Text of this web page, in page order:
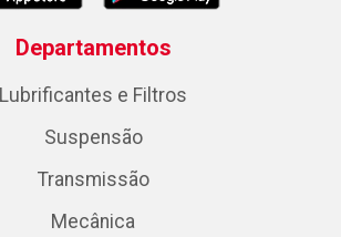
Departamentos
Lubrificantes e Filtros
Suspensão
Transmissão
Mecânica